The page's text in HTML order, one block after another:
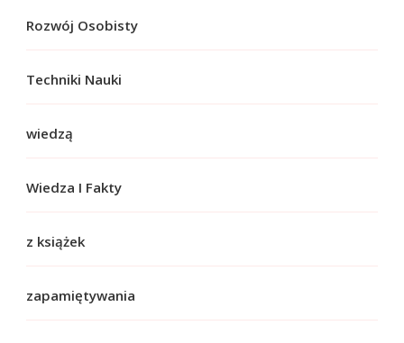
Rozwój Osobisty
Techniki Nauki
wiedzą
Wiedza I Fakty
z książek
zapamiętywania